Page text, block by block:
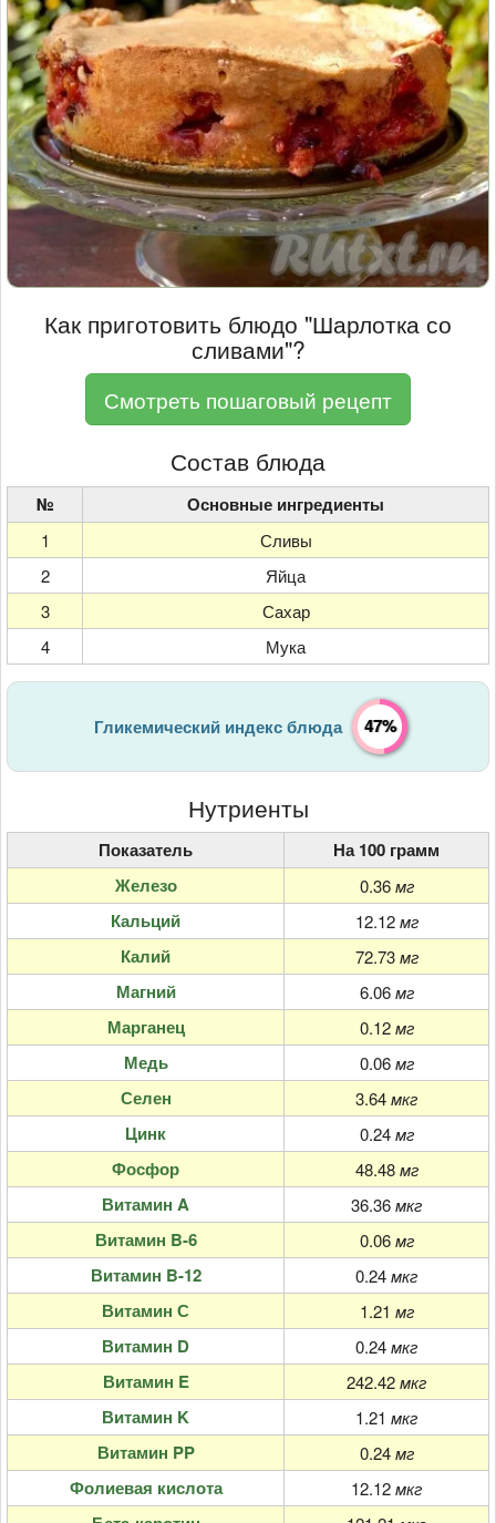
Как приготовить блюдо "Шарлотка со
сливами"?
Смотреть пошаговый рецепт
Состав блюда
№ Основные ингредиенты
1
Сливы
2
Яйца
3
Сахар
4
Мука
Гликемический индекс блюда 47%
Нутриенты
Показатель
На 100 грамм
Железо
0.36 мг
Кальций 12.12 мг
Калий 72.73 мг
Магний 6.06 мг
Марганец 0.12 мг
Медь 0.06 мг
Селен 3.64мкг
Цинк 0.24 мг
Фосфор 48.48 мг
Витамин A 36.36мкг
Витамин B-6 0.06 мг
Витамин B-12 0.24мкг
Витамин С 1.21 мг
Витамин D 0.24мкг
Витамин E 242.42мкг
Витамин K 1.21 мкг
Витамин PP 0.24 мг
Фолиевая кислота 12.12мкг